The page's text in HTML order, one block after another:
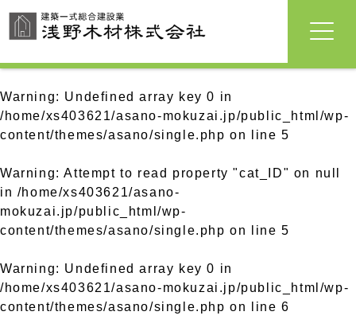
Warning: Undefined array key 0 in
/home/xs403621/asano-mokuzai.jp/public_html/wp-
content/themes/asano/single.php on line5
Warning: Attempt to read property "cat_ID" on null
in /home/xs403621/asano-
mokuzai.jp/public_html/wp-
content/themes/asano/single.php on line5
Warning: Undefined array key 0 in
/home/xs403621/asano-mokuzai.jp/public_html/wp-
content/themes/asano/single.php on line6